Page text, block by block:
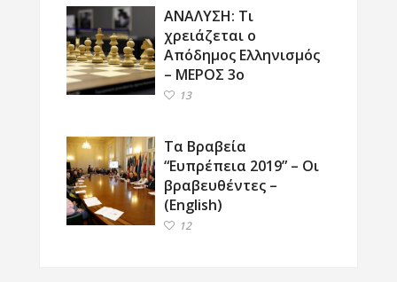
ΑΝΑΛΥΣΗ: Τι
χρειάζεται ο
Απόδημος Ελληνισμός
– ΜΕΡΟΣ 3ο
13
Τα Βραβεία
“Ευπρέπεια 2019” – Οι
βραβευθέντες –
(English)
12